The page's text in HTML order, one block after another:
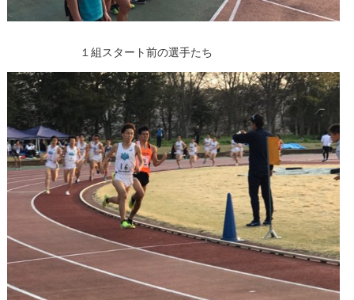
１組スタート前の選手たち